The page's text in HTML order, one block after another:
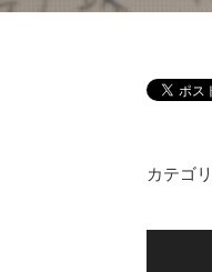
カテゴリ